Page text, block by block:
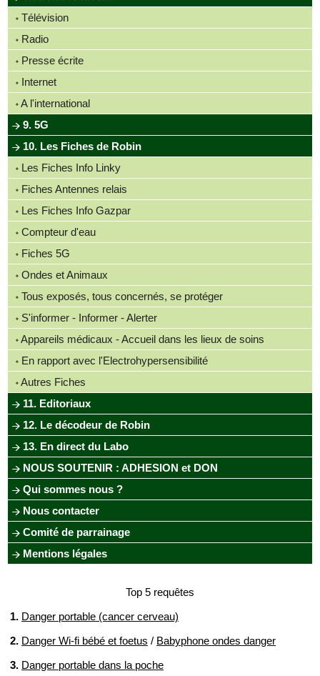
Télévision
Radio
Presse écrite
Internet
A l'international
9. 5G
10. Les Fiches de Robin
Les Fiches Info Linky
Fiches Antennes relais
Les Fiches Info Gazpar
Compteur d'eau
Fiches 5G
Ondes et Animaux
Tous exposés, tous concernés, se protéger
S'informer - Informer - Alerter
Appareils médicaux - Accueil dans les lieux de soins
En rapport avec l'Electrohypersensibilité
Autres Fiches
11. Editoriaux
12. Le décodeur de Robin
13. En direct du Labo
NOUS SOUTENIR : ADHESION et DON
Qui sommes nous ?
Nous contacter
Comité de parrainage
Mentions légales
Top 5 requêtes
1. Danger portable (cancer cerveau)
2. Danger Wi-fi bébé et foetus / Babyphone ondes danger
3. Danger portable dans la poche